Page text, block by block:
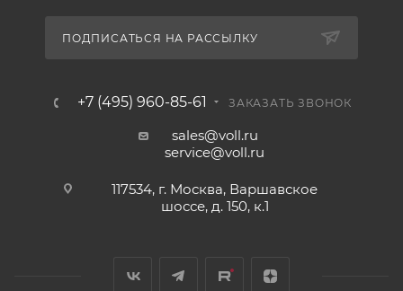
ПОДПИСАТЬСЯ НА РАССЫЛКУ
+7 (495) 960-85-61 ЗАКАЗАТЬ ЗВОНОК
sales@voll.ru
service@voll.ru
117534, г. Москва, Варшавское
шоссе, д. 150, к.1